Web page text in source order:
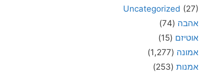
Uncategorized (27)
אהבה (74)
אוטיזם (15)
אמונה (1,277)
אמנות (253)